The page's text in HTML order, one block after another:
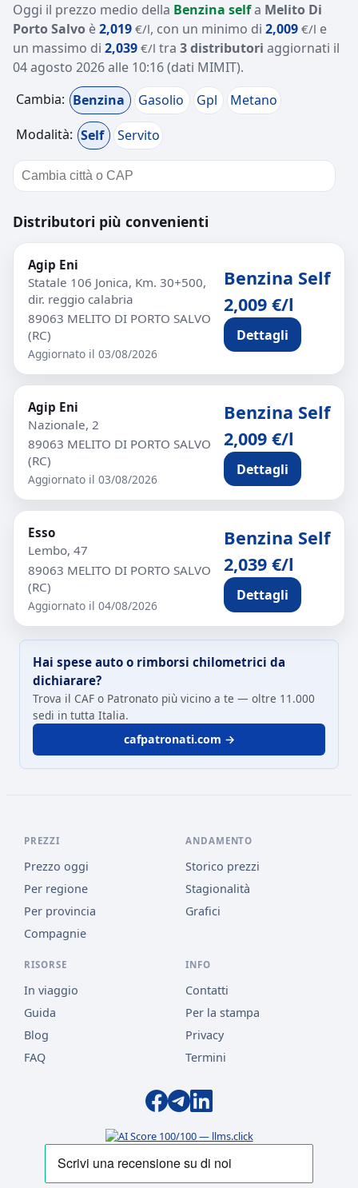
Oggi il prezzo medio della Benzina selfa Melito Di
Porto Salvo è2,019 €/l, con un minimo di 2,009 €/l e
un massimo di 2,039 €/l tra 3 distributori aggiornati il
04 agosto 2026 alle 10:16(dati MIMIT).
Cambia: Benzina Gasolio Gpl
Metano
Modalità: Self Servito
Distributori più convenienti
Agip Eni
Statale 106 Jonica, Km. 30+500,
dir. reggio calabria
89063 MELITO DI PORTO SALVO
(RC)
Aggiornato il 03/08/2026
Benzina Self
2,009 €/l
Dettagli
Agip Eni
Nazionale, 2
89063 MELITO DI PORTO SALVO
(RC)
Aggiornato il 03/08/2026
Benzina Self
2,009 €/l
Dettagli
Esso
Lembo, 47
89063 MELITO DI PORTO SALVO
(RC)
Aggiornato il 04/08/2026
Benzina Self
2,039 €/l
Dettagli
Hai spese auto o rimborsi chilometrici da
dichiarare?
Trova il CAF o Patronato più vicino a te — oltre 11.000
sedi in tutta Italia.
cafpatronati.com →
PREZZI
Prezzo oggi
Per regione
Per provincia
Compagnie
ANDAMENTO
Storico prezzi
Stagionalità
Grafici
RISORSE
In viaggio
Guida
Blog
FAQ
INFO
Contatti
Per la stampa
Privacy
Termini